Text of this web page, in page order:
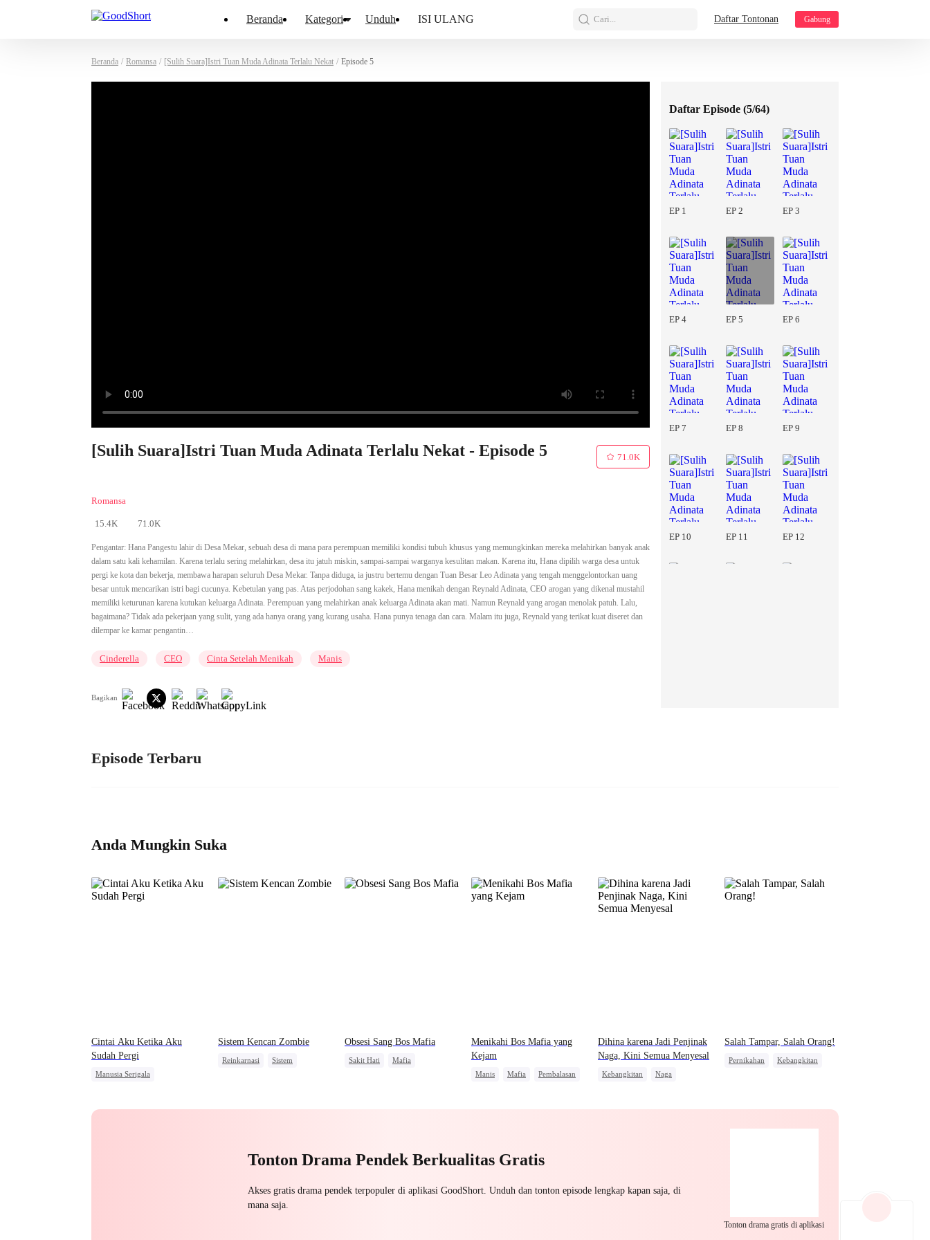
Beranda Kategori Unduh ISI ULANG Cari... Daftar Tontonan Gabung
Beranda / Romansa / [Sulih Suara]Istri Tuan Muda Adinata Terlalu Nekat / Episode 5
[Sulih Suara]Istri Tuan Muda Adinata Terlalu Nekat - Episode 5
Romansa
15.4K 71.0K
71.0K
Pengantar: Hana Pangestu lahir di Desa Mekar, sebuah desa di mana para perempuan memiliki kondisi tubuh khusus yang memungkinkan mereka melahirkan banyak anak
dalam satu kali kehamilan. Karena terlalu sering melahirkan, desa itu jatuh miskin, sampai-sampai warganya kesulitan makan. Karena itu, Hana dipilih warga desa untuk
pergi ke kota dan bekerja, membawa harapan seluruh Desa Mekar. Tanpa diduga, ia justru bertemu dengan Tuan Besar Leo Adinata yang tengah menggelontorkan uang
besar untuk mencarikan istri bagi cucunya. Kebetulan yang pas. Atas perjodohan sang kakek, Hana menikah dengan Reynald Adinata, CEO arogan yang dikenal mustahil
memiliki keturunan karena kutukan keluarga Adinata. Perempuan yang melahirkan anak keluarga Adinata akan mati. Namun Reynald yang arogan menolak patuh. Lalu,
bagaimana? Tidak ada pekerjaan yang sulit, yang ada hanya orang yang kurang usaha. Hana punya tenaga dan cara. Malam itu juga, Reynald yang terikat kuat diseret dan
dilempar ke kamar pengantin…
Cinderella CEO Cinta Setelah Menikah Manis
Bagikan
Daftar Episode (5/64)
EP 1 EP 2 EP 3
EP 4 EP 5 EP 6
EP 7 EP 8 EP 9
EP 10 EP 11 EP 12
EP 25
EP 28
Episode Terbaru
Anda Mungkin Suka
Cintai Aku Ketika Aku
Sudah Pergi
Manusia Serigala
Sistem Kencan Zombie
Reinkarnasi
Sistem
Obsesi Sang Bos Mafia
Sakit Hati
Mafia
Menikahi Bos Mafia yang
Kejam
Manis Mafia
Pembalasan
Dihina karena Jadi Penjinak
Naga, Kini Semua Menyesal
Kebangkitan
Naga
Salah Tampar, Salah Orang!
Pernikahan
Kebangkitan
Tonton Drama Pendek Berkualitas Gratis
Akses gratis drama pendek terpopuler di aplikasi GoodShort. Unduh dan tonton episode lengkap kapan saja, di
mana saja.
Tonton drama gratis di aplikasi